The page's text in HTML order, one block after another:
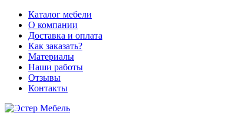
Каталог мебели
О компании
Доставка и оплата
Как заказать?
Материалы
Наши работы
Отзывы
Контакты